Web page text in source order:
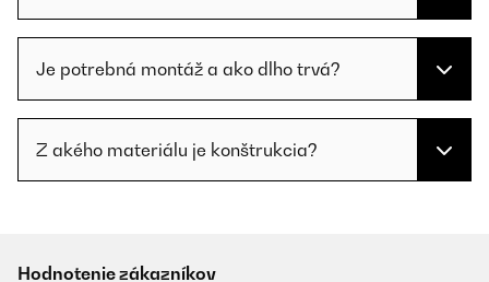
Je potrebná montáž a ako dlho trvá?
Z akého materiálu je konštrukcia?
Hodnotenie zákazníkov